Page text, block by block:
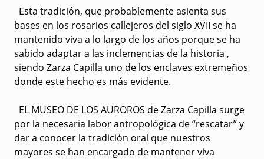
Esta tradición, que probablemente asienta sus
bases en los rosarios callejeros del siglo XVII se ha
mantenido viva a lo largo de los años porque se ha
sabido adaptar a las inclemencias de la historia ,
siendo Zarza Capilla uno de los enclaves extremeños
donde este hecho es más evidente.
EL MUSEO DE LOS AUROROS de Zarza Capilla surge
por la necesaria labor antropológica de “rescatar” y
dar a conocer la tradición oral que nuestros
mayores se han encargado de mantener viva